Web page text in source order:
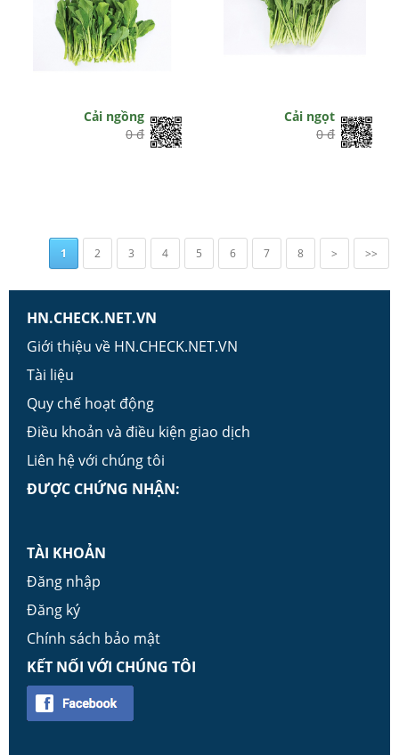
Cải ngồng
0 đ
Cải ngọt
0 đ
1 2 3 4 5 6 7 8 > >>
HN.CHECK.NET.VN
Giới thiệu về HN.CHECK.NET.VN
Tài liệu
Quy chế hoạt động
Điều khoản và điều kiện giao dịch
Liên hệ với chúng tôi
ĐƯỢC CHỨNG NHẬN:
TÀI KHOẢN
Đăng nhập
Đăng ký
Chính sách bảo mật
KẾT NỐI VỚI CHÚNG TÔI